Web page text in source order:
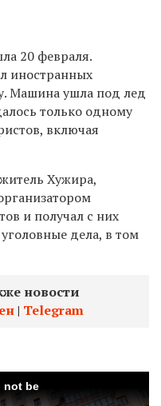
20 февраля.
иностранных
Машина ушла под лед
только одному
включая
Хужира,
и получал с них
дела, в том
новости
| Telegram
not be